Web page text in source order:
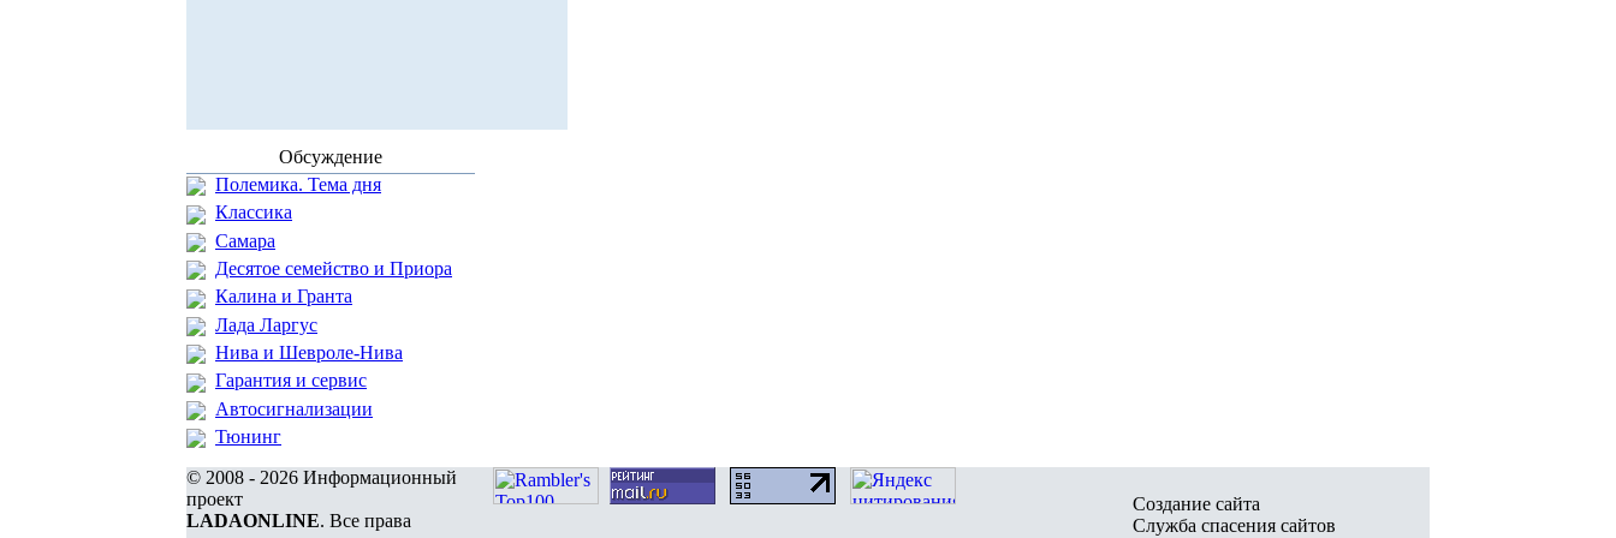
Обсуждение
Полемика. Тема дня
Классика
Самара
Десятое семейство и Приора
Калина и Гранта
Лада Ларгус
Нива и Шевроле-Нива
Гарантия и сервис
Автосигнализации
Тюнинг
© 2008 - 2026 Информационный
проект
LADAONLINE. Все права
Создание сайта
Служба спасения сайтов